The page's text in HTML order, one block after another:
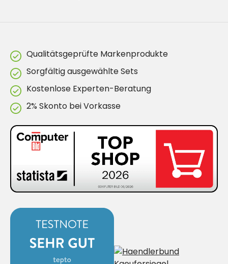
Qualitätsgeprüfte Markenprodukte
Sorgfältig ausgewählte Sets
Kostenlose Experten-Beratung
2% Skonto bei Vorkasse